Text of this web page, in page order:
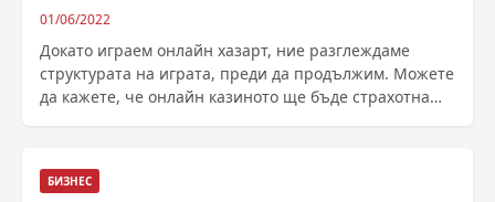
01/06/2022
Докато играем онлайн хазарт, ние разглеждаме
структурата на играта, преди да продължим. Можете
да кажете, че онлайн казиното ще бъде страхотна
БИЗНЕС